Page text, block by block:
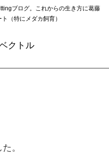
ブログ。これからの生き方に葛藤
（特にメダカ飼育）
クトル
。